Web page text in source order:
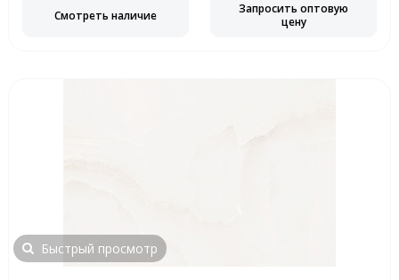
Смотреть наличие
Запросить оптовую
цену
Быстрый просмотр